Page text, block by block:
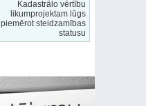
Kadastrālo vērtību
likumprojektam lūgs
piemērot steidzamības
statusu